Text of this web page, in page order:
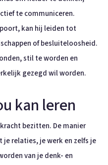
te communiceren.
kan hij leiden tot
of besluiteloosheid.
stil te worden en
gezegd wil worden.
kan leren
bezitten. De manier
relaties, je werk en zelfs je
van je denk- en